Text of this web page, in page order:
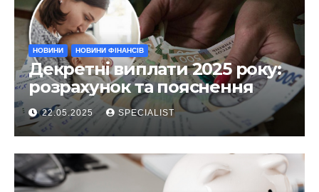
НОВИНИ НОВИНИ ФІНАНСІВ
Декретні виплати 2025 року:
розрахунок та пояснення
22.05.2025 SPECIALIST